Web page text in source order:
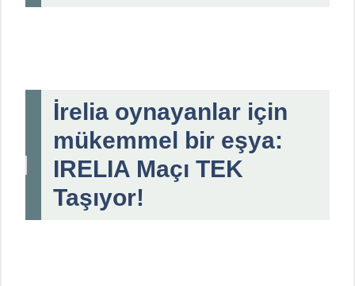
İrelia oynayanlar için
mükemmel bir eşya:
IRELIA Maçı TEK
Taşıyor!